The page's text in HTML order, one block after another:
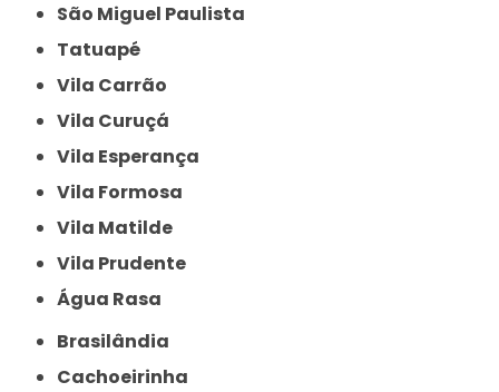
São Miguel Paulista
Tatuapé
Vila Carrão
Vila Curuçá
Vila Esperança
Vila Formosa
Vila Matilde
Vila Prudente
Água Rasa
Brasilândia
Cachoeirinha